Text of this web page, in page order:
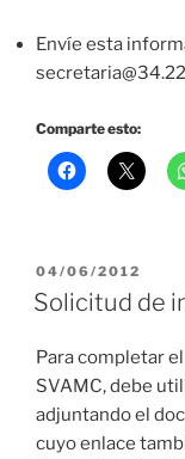
Envíe esta
Comparte esto:
PUBLICADO
EL
04/06/2012
Solicitud de
Para completar
SVAMC, debe
adjuntando el
cuyo enlace